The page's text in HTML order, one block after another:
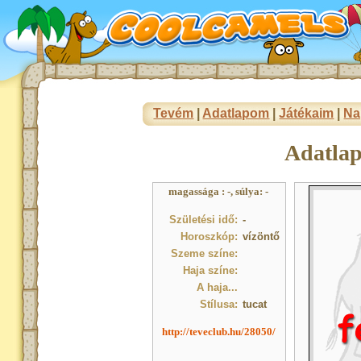
Tevém Adatlapom |Játékaim
magassága : -, súlya: -
Születési idő: -
Horoszkóp: vízöntő
Szeme színe:
Haja színe:
A haja...
Stílusa: tucat
http://teveclub.hu/28050/